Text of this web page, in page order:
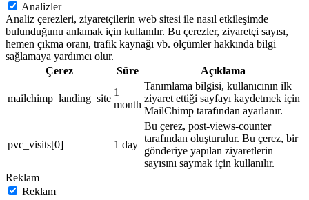
Analizler
Analiz çerezleri, ziyaretçilerin web sitesi ile nasıl etkileşimde
bulunduğunu anlamak için kullanılır. Bu çerezler, ziyaretçi sayısı,
hemen çıkma oranı, trafik kaynağı vb. ölçümler hakkında bilgi
sağlamaya yardımcı olur.
Çerez
Süre Açıklama
mailchimp_landing_site
1
month
Tanımlama bilgisi, kullanıcının ilk
ziyaret ettiği sayfayı kaydetmek için
MailChimp tarafından ayarlanır.
pvc_visits[0] 1 day
Bu çerez, post-views-counter
tarafından oluşturulur. Bu çerez, bir
gönderiye yapılan ziyaretlerin
sayısını saymak için kullanılır.
Reklam
Reklam